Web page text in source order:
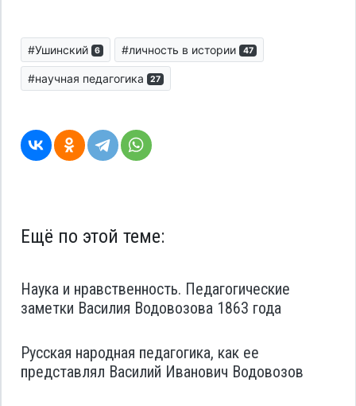
#Ушинский 6 #личность в истории 47
#научная педагогика 27
Ещё по этой теме:
Наука и нравственность. Педагогические
заметки Василия Водовозова 1863 года
Русская народная педагогика, как ее
представлял Василий Иванович Водовозов